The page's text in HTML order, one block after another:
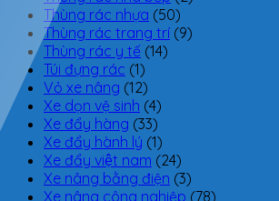
Thùng rác nhựa (50)
Thùng rác trang trí (9)
Thùng rác y tế (14)
Túi đựng rác (1)
Vỏ xe nâng (12)
Xe dọn vệ sinh (4)
Xe đẩy hàng (33)
Xe đẩy hành lý (1)
Xe đẩy việt nam (24)
Xe nâng bằng điện (3)
Xe nâng công nghiệp (78)